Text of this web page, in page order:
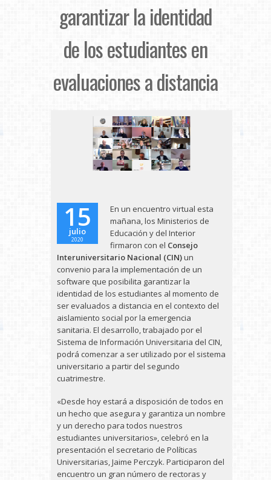
garantizar la identidad
de los estudiantes en
evaluaciones a distancia
15
julio
2020
En un encuentro virtual esta
mañana, los Ministerios de
Educación y del Interior
firmaron con el Consejo
Interuniversitario Nacional (CIN)un
convenio para la implementación de un
software que posibilita garantizar la
identidad de los estudiantes al momento de
ser evaluados a distancia en el contexto del
aislamiento social por la emergencia
sanitaria. El desarrollo, trabajado por el
Sistema de Información Universitaria del CIN,
podrá comenzar a ser utilizado por el sistema
universitario a partir del segundo
cuatrimestre.
«Desde hoy estará a disposición de todos en
un hecho que asegura y garantiza un nombre
y un derecho para todos nuestros
estudiantes universitarios», celebró en la
presentación el secretario de Políticas
Universitarias, Jaime Perczyk. Participaron del
encuentro un gran número de rectoras y